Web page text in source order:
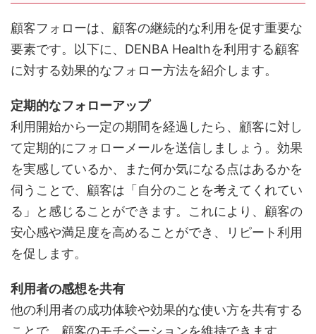
顧客フォローは、顧客の継続的な利用を促す重要な
要素です。以下に、DENBA Healthを利用する顧客
に対する効果的なフォロー方法を紹介します。
定期的なフォローアップ
利用開始から一定の期間を経過したら、顧客に対し
て定期的にフォローメールを送信しましょう。効果
を実感しているか、また何か気になる点はあるかを
伺うことで、顧客は「自分のことを考えてくれてい
る」と感じることができます。これにより、顧客の
安心感や満足度を高めることができ、リピート利用
を促します。
利用者の感想を共有
他の利用者の成功体験や効果的な使い方を共有する
ことで、顧客のモチベーションを維持できます。